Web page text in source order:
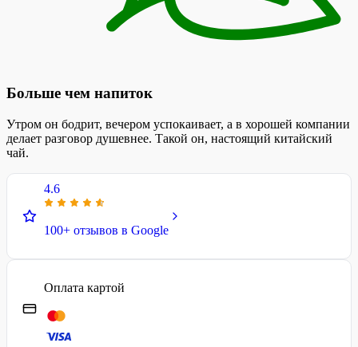
Больше чем напиток
Утром он бодрит, вечером успокаивает, а в хорошей компании
делает разговор душевнее. Такой он, настоящий китайский
чай.
4.6
100+ отзывов в Google
Оплата картой